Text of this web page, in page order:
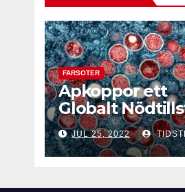
FARSOTER
Apkoppor ett
Globalt
enligt WHO
JUL 25, 2022